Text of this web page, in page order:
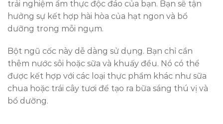
trải nghiệm ẩm thực độc đáo của bạn. Bạn sẽ tận
hưởng sự kết hợp hài hòa của hạt ngon và bổ
dưỡng trong mỗi ngụm.
Bột ngũ cốc này dễ dàng sử dụng. Bạn chỉ cần
thêm nước sôi hoặc sữa và khuấy đều. Nó có thể
được kết hợp với các loại thực phẩm khác như sữa
chua hoặc trái cây tươi để tạo ra bữa sáng thú vị và
bổ dưỡng.